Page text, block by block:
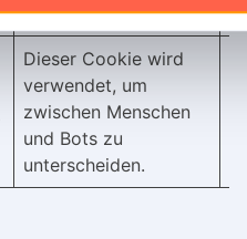
zu begrenzen.
Dieser Cookie wird
verwendet, um
zwischen Menschen
und Bots zu
unterscheiden.